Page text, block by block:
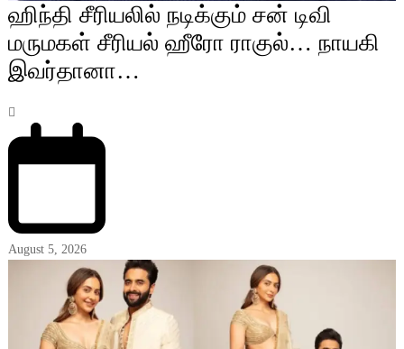
ஹிந்தி சீரியலில் நடிக்கும் சன் டிவி
மருமகள் சீரியல் ஹீரோ ராகுல்… நாயகி
இவர்தானா…
August 5, 2026